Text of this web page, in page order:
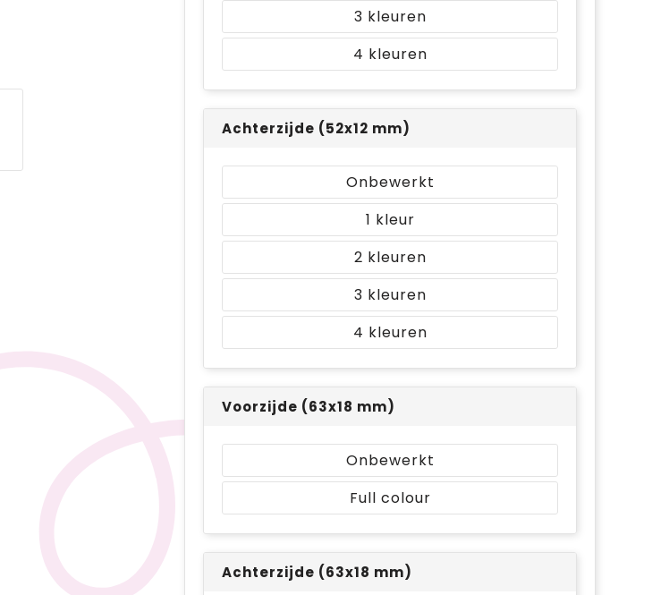
3
4
Achterzijde (52x12 mm)
Onbewerkt
1
2
3
4
Voorzijde (63x18 mm)
Onbewerkt
Full colour
Achterzijde (63x18 mm)